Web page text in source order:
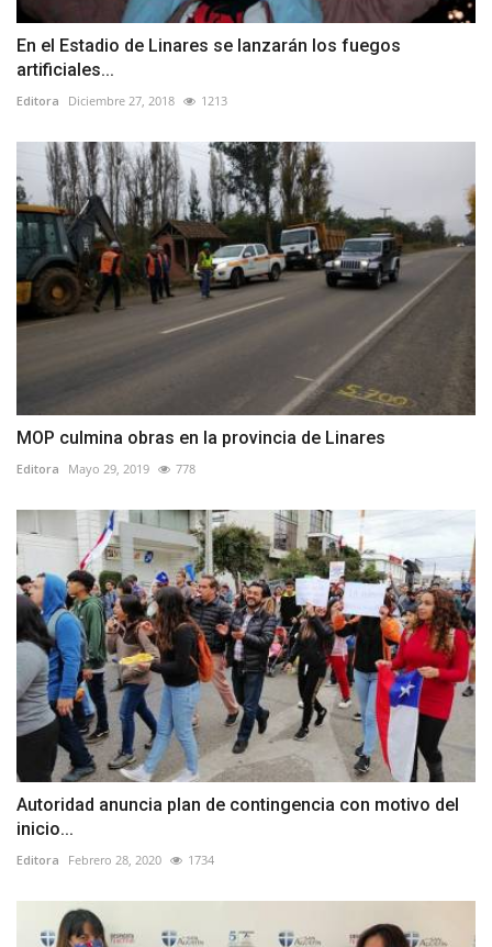
En el Estadio de Linares se lanzarán los fuegos
artificiales...
Editora Diciembre 27, 2018 1213
MOP culmina obras en la provincia de Linares
Editora Mayo 29, 2019 778
Autoridad anuncia plan de contingencia con motivo del
inicio...
Editora Febrero 28, 2020 1734